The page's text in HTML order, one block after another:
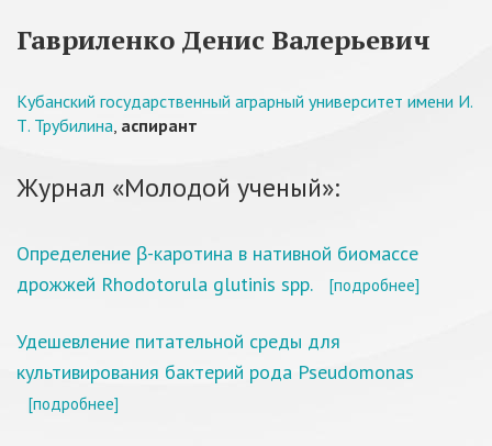
Гавриленко Денис Валерьевич
Кубанский государственный аграрный университет имени И.
Т. Трубилина, аспирант
Журнал «Молодой ученый»:
Определение β-каротина в нативной биомассе
дрожжей Rhodotorula glutinis spp.
[подробнее]
Удешевление питательной среды для
культивирования бактерий рода Pseudomonas
[подробнее]